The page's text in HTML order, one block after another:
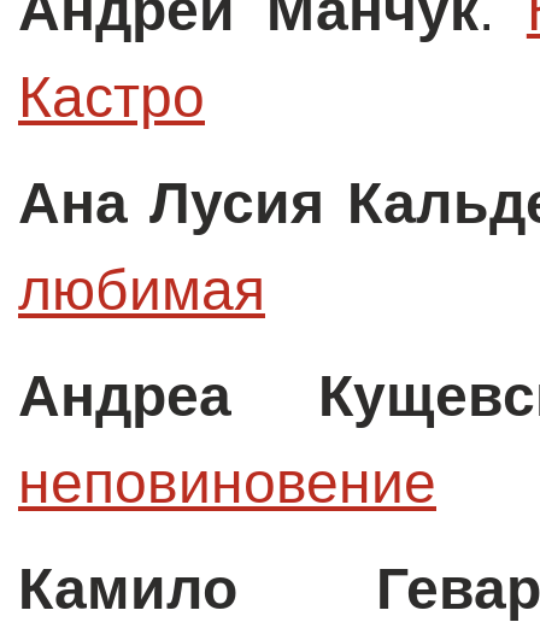
Кастро
Ана Лусия
любимая
Андреа
неповиновение
Камило